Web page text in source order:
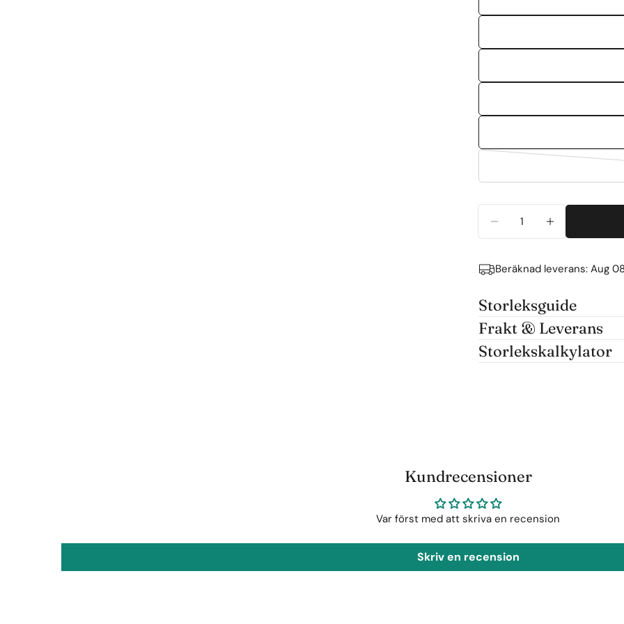
MINSKA ÖKA
Beräknad leverans: Aug
Storleksguide
Frakt & Leverans
Storlekskalkylator
Kundrecensioner
Var först med att skriva en recension
Skriv en recension